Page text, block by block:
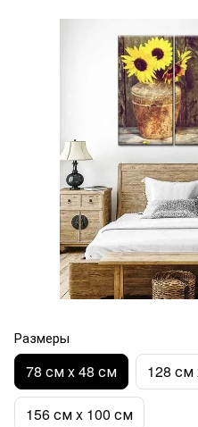
Размеры
78 см x 48 см 128 см
156 см x 100 см